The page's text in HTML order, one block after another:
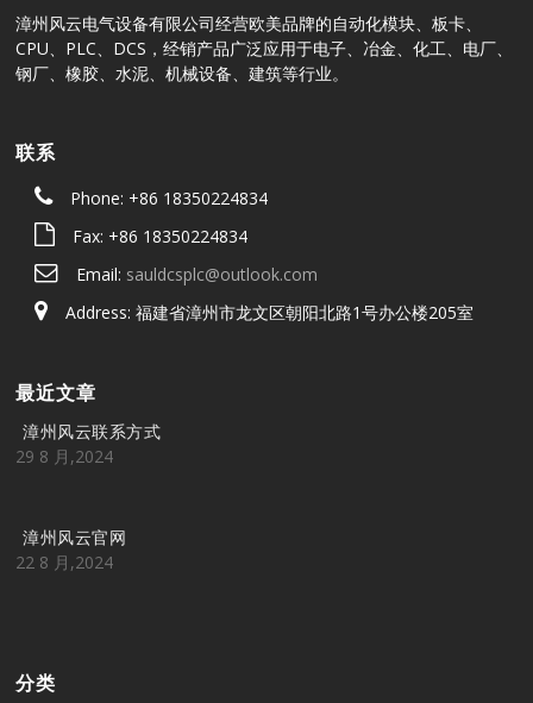
漳州风云电气设备有限公司经营欧美品牌的自动化模块、板卡、
CPU、PLC、DCS，经销产品广泛应用于电子、冶金、化工、电厂、
钢厂、橡胶、水泥、机械设备、建筑等行业。
联系
Phone: +86 18350224834
Fax: +86 18350224834
Email: sauldcsplc@outlook.com
Address: 福建省漳州市龙文区朝阳北路1号办公楼205室
最近文章
漳州风云联系方式
29 8 月,2024
漳州风云官网
22 8 月,2024
分类